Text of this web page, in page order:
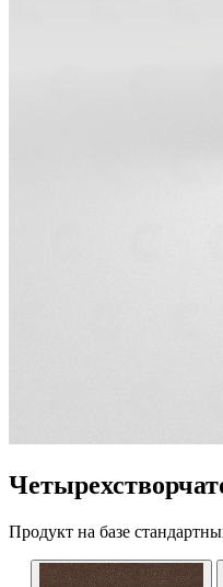
Продукт на базе